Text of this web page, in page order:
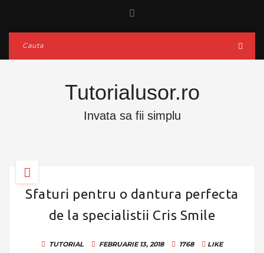
Tutorialusor.ro
Invata sa fii simplu
Sfaturi pentru o dantura perfecta
de la specialistii Cris Smile
TUTORIAL FEBRUARIE 13, 2018 1768 LIKE